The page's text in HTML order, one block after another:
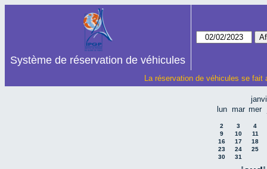
Système de réservation de véhicules
La réservation de véhicules se
lun mar mer
2 3
4
9
10
11
16
17
18
23
24
25
30
31